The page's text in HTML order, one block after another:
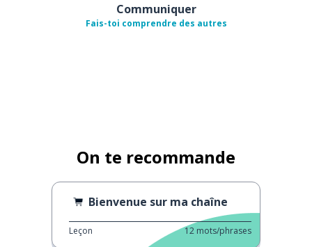
Communiquer
Fais-toi comprendre des autres
On te recommande
Bienvenue sur ma chaîne
Leçon 12 mots/phrases